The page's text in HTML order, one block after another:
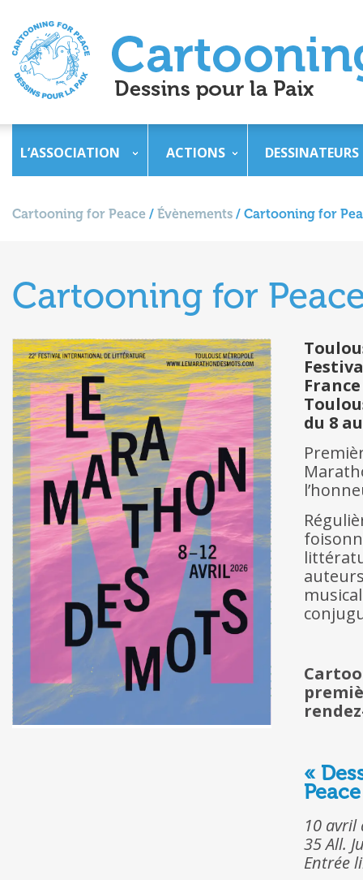
L’ASSOCIATION ACTIONS DESSINATEURS
Cartooning for Peace / Évènements / Cartooning for
Cartooning for
France
du 8
«
10 avril
35 All.
Entrée